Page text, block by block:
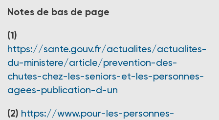
Notes de bas de page
(1)
https://sante.gouv.fr/actualites/actualites-
du-ministere/article/prevention-des-
chutes-chez-les-seniors-et-les-personnes-
agees-publication-d-un
(2) https://www.pour-les-personnes-